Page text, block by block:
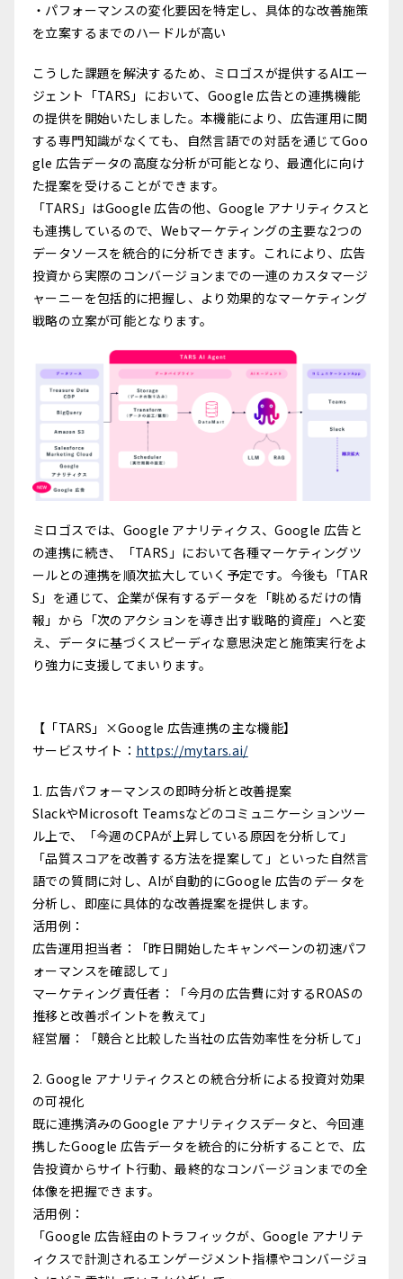
・パフォーマンスの変化要因を特定し、具体的な改善施策
を立案するまでのハードルが高い
こうした課題を解決するため、ミロゴスが提供するAIエー
ジェント「TARS」において、Google 広告との連携機能
の提供を開始いたしました。本機能により、広告運用に関
する専門知識がなくても、自然言語での対話を通じてGoo
gle 広告データの高度な分析が可能となり、最適化に向け
た提案を受けることができます。
「TARS」はGoogle 広告の他、Google アナリティクスと
も連携しているので、Webマーケティングの主要な2つの
データソースを統合的に分析できます。これにより、広告
投資から実際のコンバージョンまでの一連のカスタマージ
ャーニーを包括的に把握し、より効果的なマーケティング
戦略の立案が可能となります。
ミロゴスでは、Google アナリティクス、Google 広告と
の連携に続き、「TARS」において各種マーケティングツ
ールとの連携を順次拡大していく予定です。今後も「TAR
S」を通じて、企業が保有するデータを「眺めるだけの情
報」から「次のアクションを導き出す戦略的資産」へと変
え、データに基づくスピーディな意思決定と施策実行をよ
り強力に支援してまいります。
【「TARS」×Google 広告連携の主な機能】
サービスサイト： https://mytars.ai/
1. 広告パフォーマンスの即時分析と改善提案
SlackやMicrosoft Teamsなどのコミュニケーションツー
ル上で、「今週のCPAが上昇している原因を分析して」
「品質スコアを改善する方法を提案して」といった自然言
語での質問に対し、AIが自動的にGoogle 広告のデータを
分析し、即座に具体的な改善提案を提供します。
活用例：
広告運用担当者：「昨日開始したキャンペーンの初速パフ
ォーマンスを確認して」
マーケティング責任者：「今月の広告費に対するROASの
推移と改善ポイントを教えて」
経営層：「競合と比較した当社の広告効率性を分析して」
2. Google アナリティクスとの統合分析による投資対効果
の可視化
既に連携済みのGoogle アナリティクスデータと、今回連
携したGoogle 広告データを統合的に分析することで、広
告投資からサイト行動、最終的なコンバージョンまでの全
体像を把握できます。
活用例：
「Google 広告経由のトラフィックが、Google アナリテ
ィクスで計測されるエンゲージメント指標やコンバージョ